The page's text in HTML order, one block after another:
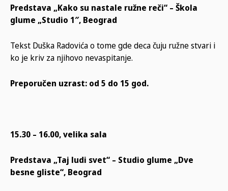
Predstava „Kako su nastale ružne reči“ – Škola
glume „Studio 1″, Beograd
Tekst Duška Radovića o tome gde deca čuju ružne stvari i
ko je kriv za njihovo nevaspitanje.
Preporučen uzrast: od 5 do 15 god.
15.30 – 16.00, velika sala
Predstava „Taj ludi svet“ – Studio glume „Dve
besne gliste“, Beograd